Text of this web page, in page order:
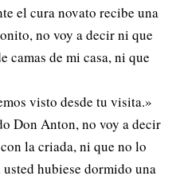
el cura novato recibe una
no voy a decir ni que
camas de mi casa, ni que
visto desde tu visita.»
Don Anton, no voy a decir
la criada, ni que no lo
hubiese dormido una